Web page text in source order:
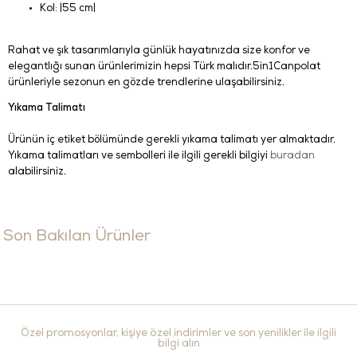
Kol: |55 cm|
Rahat ve şık tasarımlarıyla günlük hayatınızda size konfor ve
elegantlığı sunan ürünlerimizin hepsi Türk malıdır.5in1Canpolat
ürünleriyle sezonun en gözde trendlerine ulaşabilirsiniz.
Yıkama Talimatı
Ürünün iç etiket bölümünde gerekli yıkama talimatı yer almaktadır.
Yıkama talimatları ve sembolleri ile ilgili gerekli bilgiyi buradan
alabilirsiniz.
Son Bakılan Ürünler
Özel promosyonlar, kişiye özel indirimler ve son yenilikler ile ilgili
bilgi alın